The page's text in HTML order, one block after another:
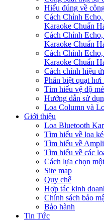
Hiểu đúng về
Cách Chỉnh
Karaoke Chuẩn
Cách Chỉnh
Karaoke Chuẩn
Cách Chỉnh
Karaoke Chuẩn
Cách chỉnh hiệu
Phân biệt quạt
Tìm hiểu vệ độ
Hướng dẫn sử
Loa Column và
Giới thiệu
Loa Bluetooth
Tìm hiểu về loa
Tìm hiểu về
Tìm hiểu về các
Cách lựa chọn
Site map
Quy chế
Hợp tác kinh
Chính sách bảo
Bảo hành
Tin Tức